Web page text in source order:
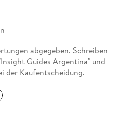
abgegeben. Schreiben
Guides Argentina" und
der Kaufentscheidung.